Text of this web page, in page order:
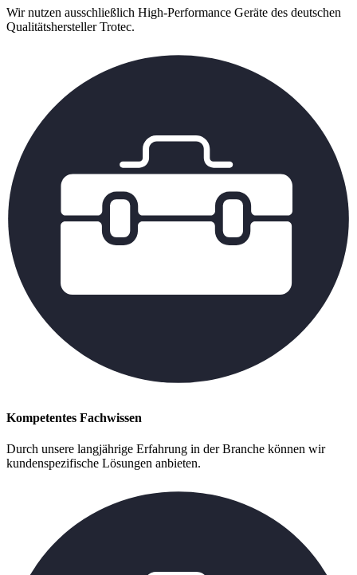
Wir nutzen ausschließlich High-Performance Geräte des deutschen
Qualitätshersteller Trotec.
Kompetentes Fachwissen
Durch unsere langjährige Erfahrung in der Branche können wir
kundenspezifische Lösungen anbieten.